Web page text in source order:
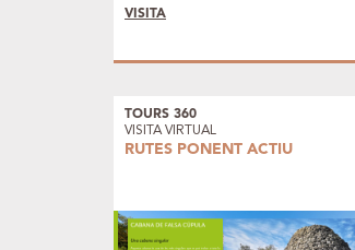
VISITA
TOURS 360
VISITA VIRTUAL
RUTES PONENT ACTIU